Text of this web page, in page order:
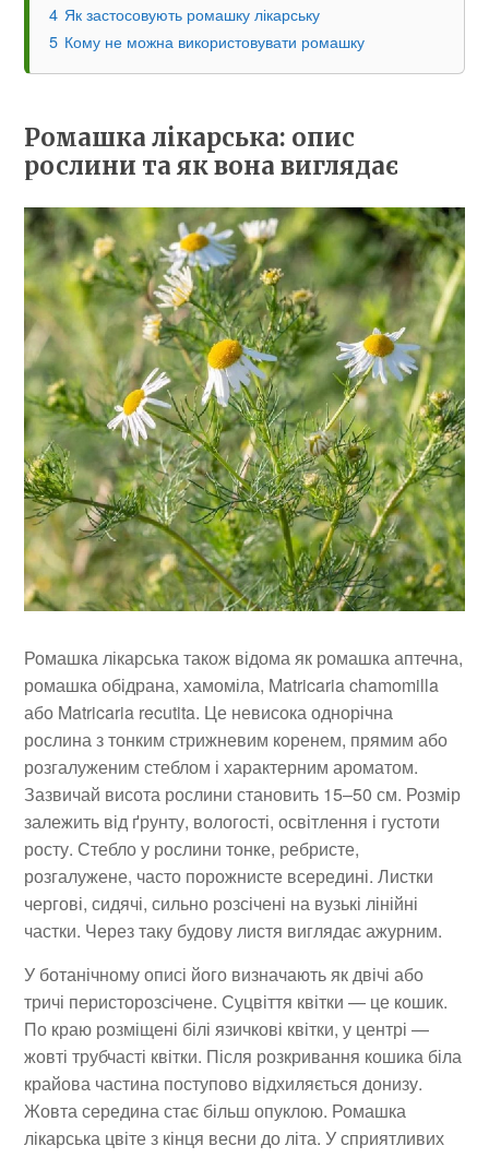
4 Як застосовують ромашку лікарську
5 Кому не можна використовувати ромашку
Ромашка лікарська: опис
рослини та як вона виглядає
Ромашка лікарська також відома як ромашка аптечна,
ромашка обідрана, хамоміла, Matricaria chamomilla
або Matricaria recutita. Це невисока однорічна
рослина з тонким стрижневим коренем, прямим або
розгалуженим стеблом і характерним ароматом.
Зазвичай висота рослини становить 15–50 см. Розмір
залежить від ґрунту, вологості, освітлення і густоти
росту. Стебло у рослини тонке, ребристе,
розгалужене, часто порожнисте всередині. Листки
чергові, сидячі, сильно розсічені на вузькі лінійні
частки. Через таку будову листя виглядає ажурним.
У ботанічному описі його визначають як двічі або
тричі перисторозсічене. Суцвіття квітки — це кошик.
По краю розміщені білі язичкові квітки, у центрі —
жовті трубчасті квітки. Після розкривання кошика біла
крайова частина поступово відхиляється донизу.
Жовта середина стає більш опуклою. Ромашка
лікарська цвіте з кінця весни до літа. У сприятливих